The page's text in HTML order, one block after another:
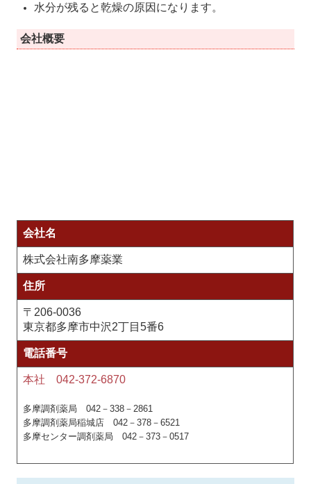
会社概要
会社名
株式会社南多摩薬業
住所
〒206-0036
東京都多摩市中沢2丁目5番6
電話番号
本社 042-372-6870
多摩調剤薬局 042－338－2861
多摩調剤薬局稲城店 042－378－6521
多摩センター調剤薬局 042－373－0517
水分が残ると乾燥の原因になります。